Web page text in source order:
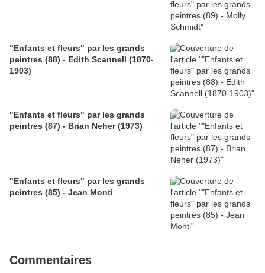
"Enfants et fleurs" par les grands
peintres (88) - Edith Scannell (1870-
1903)
"Enfants et fleurs" par les grands
peintres (87) - Brian Neher (1973)
"Enfants et fleurs" par les grands
peintres (85) - Jean Monti
Commentaires